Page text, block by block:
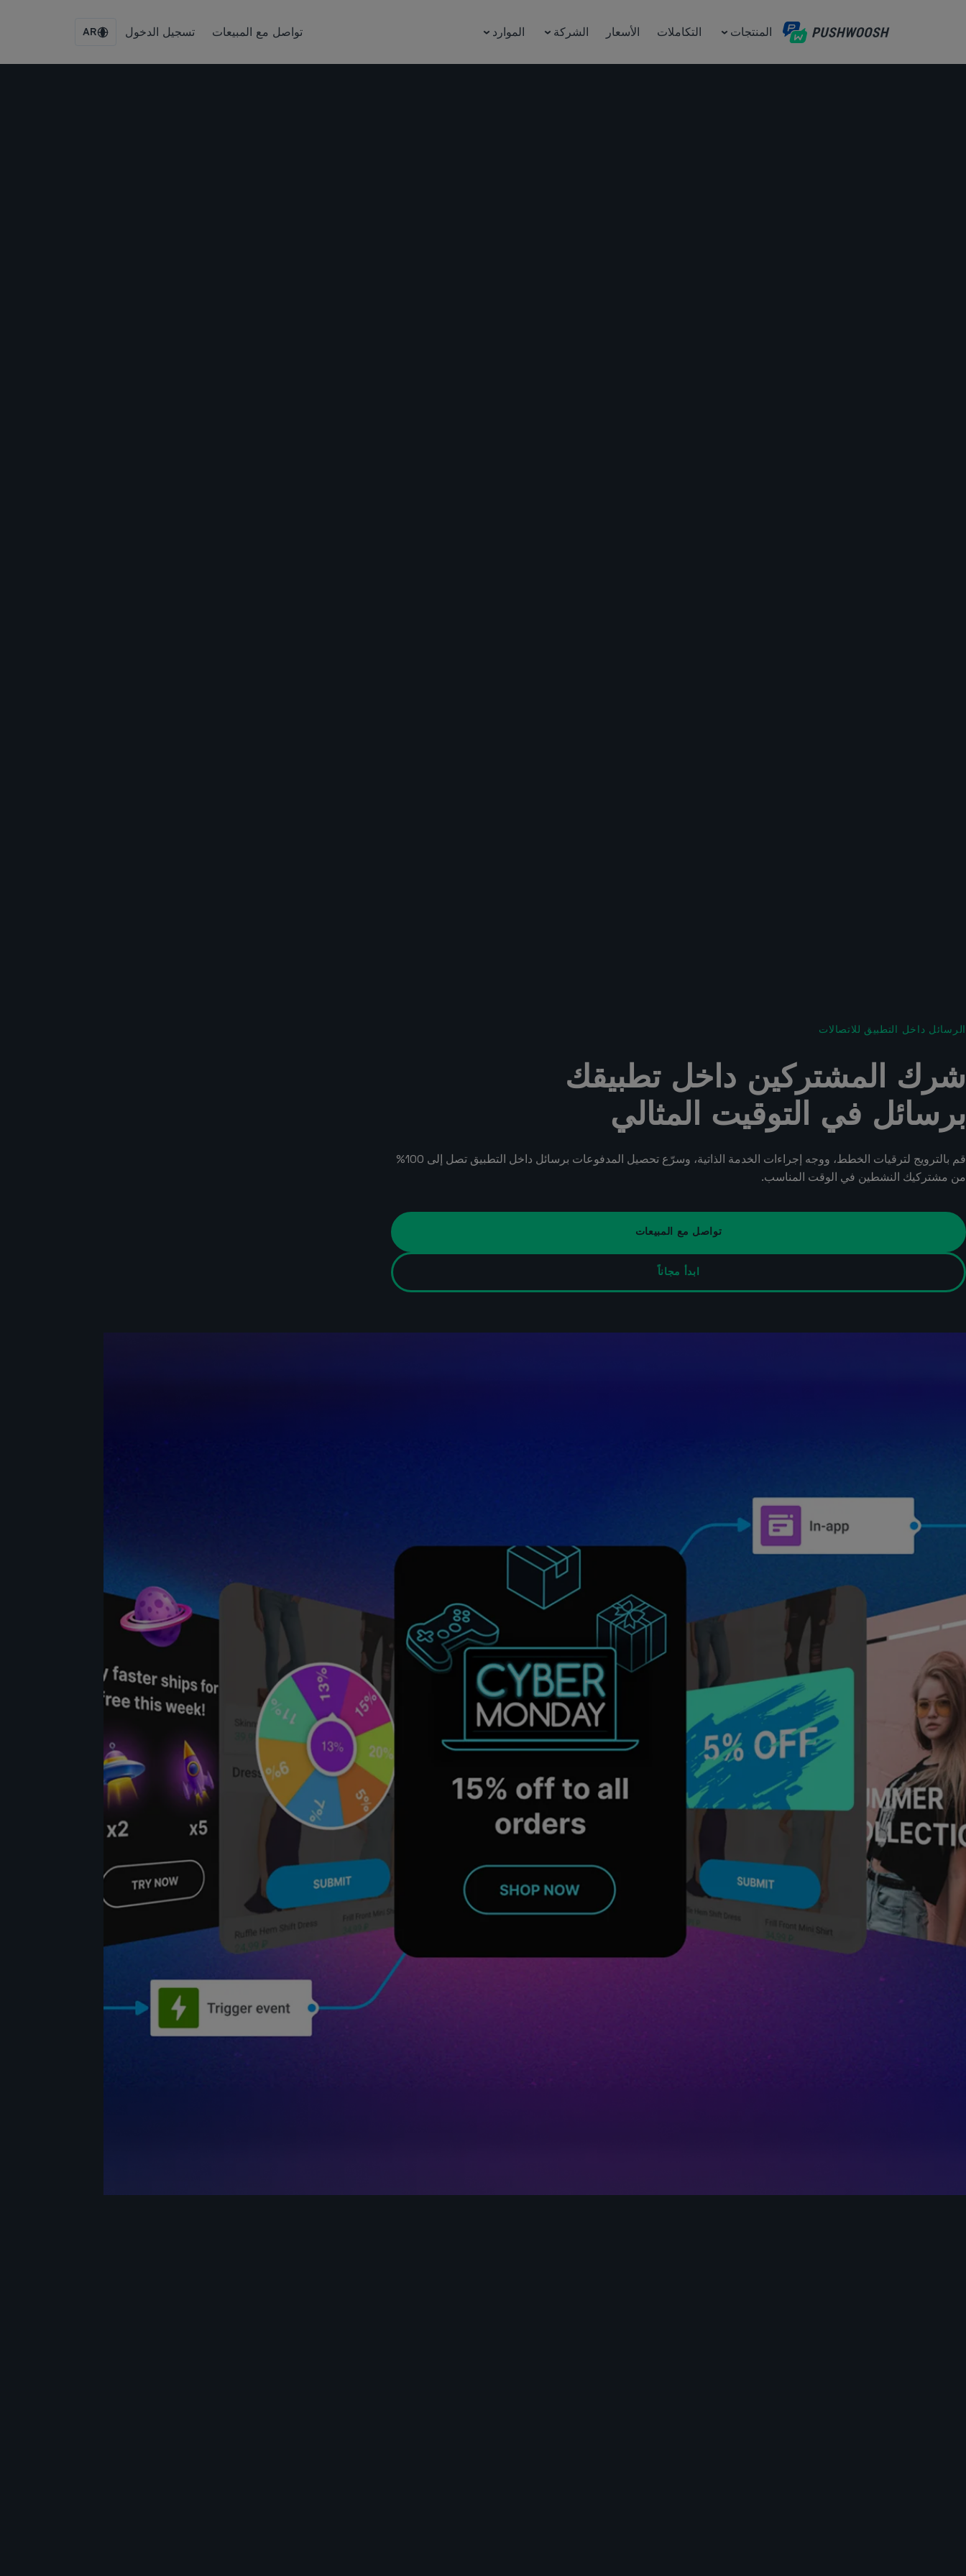
المنتجات التكاملات الأسعار الشركة الموارد تواصل مع المبيعات تسجيل الدخول AR
الرسائل داخل التطبيق للاتصالات
شرك المشتركين داخل تطبيقك
برسائل في التوقيت المثالي
قم بالترويج لترقيات الخطط، ووجه إجراءات الخدمة الذاتية، وسرّع تحصيل المدفوعات برسائل داخل التطبيق تصل إلى 100%
من مشتركيك النشطين في الوقت المناسب.
تواصل مع المبيعات
ابدأ مجاناً